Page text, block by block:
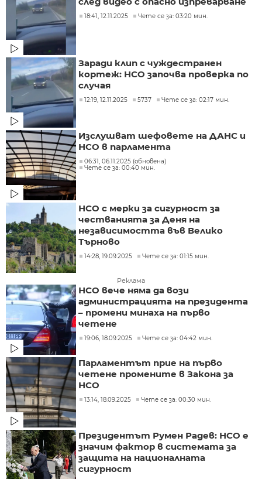
18:41, 12.11.2025 Чете се за: 03:20 мин.
Заради клип с чуждестранен
кортеж: НСО започва проверка по
случая
12:19, 12.11.2025 5737 Чете се за: 02:17 мин.
Изслушват шефовете на ДАНС и
НСО в парламента
06:31, 06.11.2025 (обновена)
Чете се за: 00:40 мин.
НСО с мерки за сигурност за
честванията за Деня на
независимостта във Велико
Търново
14:28, 19.09.2025 Чете се за: 01:15 мин.
Реклама
НСО вече няма да вози
администрацията на президента
– промени минаха на първо
четене
19:06, 18.09.2025 Чете се за: 04:42 мин.
Парламентът прие на първо
четене промените в Закона за
НСО
13:14, 18.09.2025 Чете се за: 00:30 мин.
Президентът Румен Радев: НСО е
значим фактор в системата за
защита на националната
сигурност